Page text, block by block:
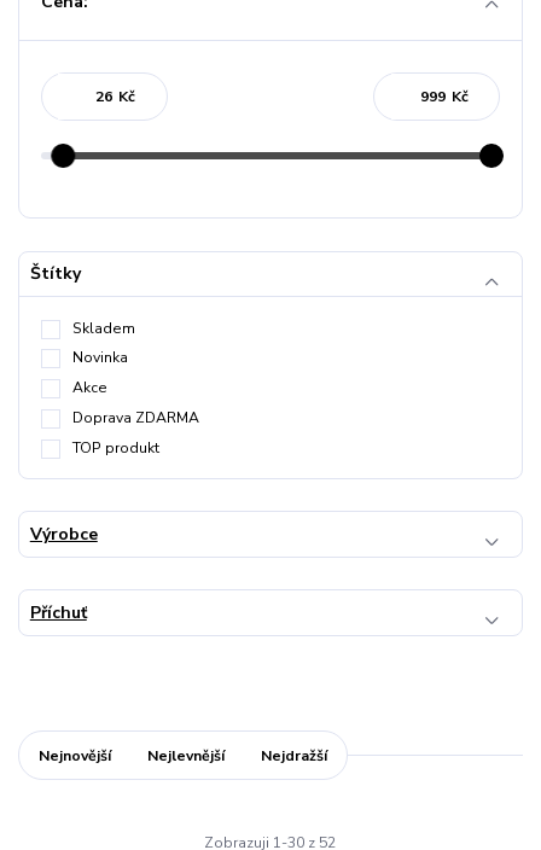
Kč Kč
Štítky
Skladem
Novinka
Akce
Doprava ZDARMA
TOP produkt
Výrobce
Příchuť
Nejnovější Nejlevnější Nejdražší
Zobrazuji 1-30 z 52